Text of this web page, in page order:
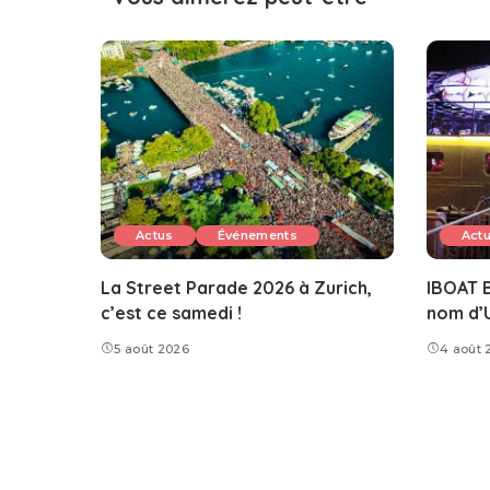
Actus Événements
La Street Parade 2026 à Zurich,
c’est ce samedi !
5 août 2026
IBOAT
nom
4 août